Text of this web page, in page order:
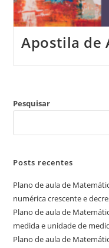
Apostila de
Pesquisar
Posts recentes
Plano de aula de
numérica crescente e
Plano de aula de
medida e unidade de
Plano de aula de